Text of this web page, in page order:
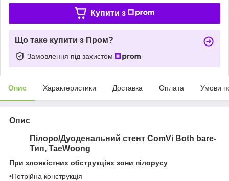
Купити з
Що таке купити з Пром?
Замовлення під захистом
Опис Характеристики Доставка Оплата Умови
Опис
Пілоро/Дуоденальний стент ComVi Both bare-
Тип, TaeWoong
При злоякістних обструкціях зони пілорусу
•Потрійна конструкція